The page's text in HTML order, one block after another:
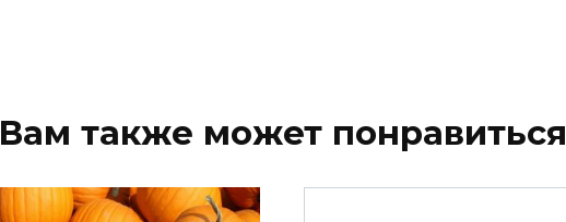
Вам также может понравиться